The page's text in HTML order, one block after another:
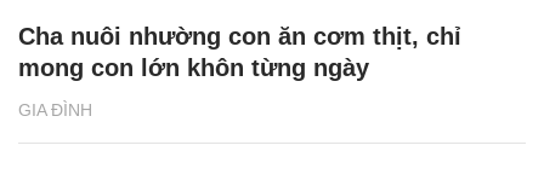
GIA ĐÌNH
Cha nuôi nhường con ăn cơm thịt, chỉ
mong con lớn khôn từng ngày